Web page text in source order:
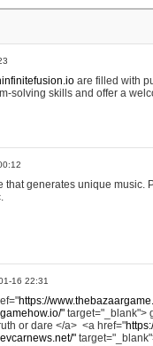
are filled with
solving skills and offer a
that generates unique music.
16 22:31
https://
" target="_blank">
or dare </a> <a href="
"